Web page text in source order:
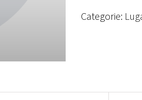
Categorie: